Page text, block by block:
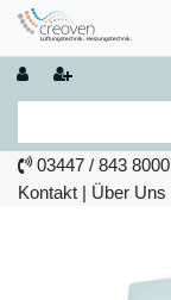
03447 / 843 8000
Kontakt | Über Uns